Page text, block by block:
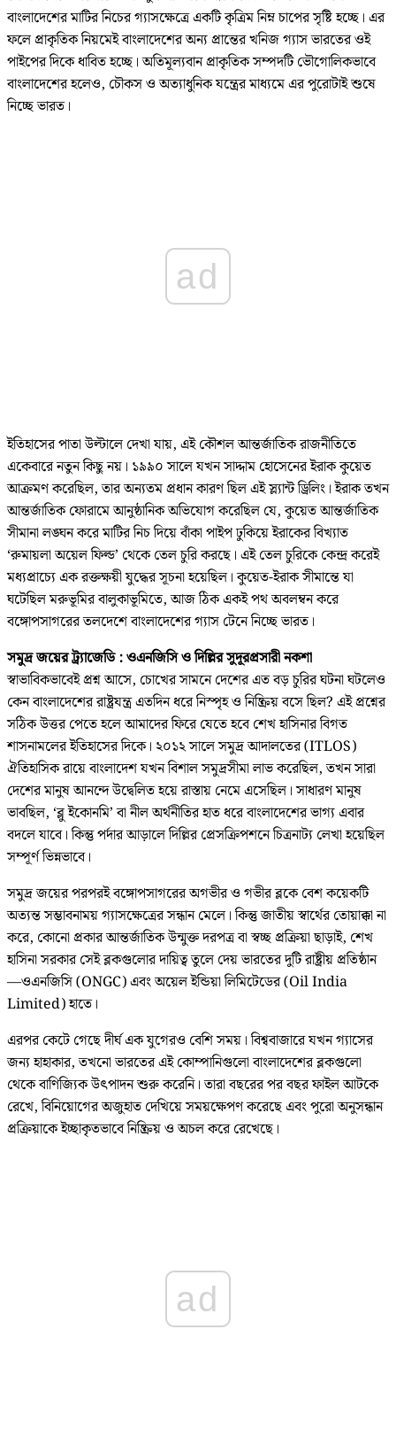
বাংলাদেশের মাটির নিচের গ্যাসক্ষেত্রে একটি কৃত্রিম নিম্ন চাপের সৃষ্টি হচ্ছে। এর
ফলে প্রাকৃতিক নিয়মেই বাংলাদেশের অন্য প্রান্তের খনিজ গ্যাস ভারতের ওই
পাইপের দিকে ধাবিত হচ্ছে। অতিমূল্যবান প্রাকৃতিক সম্পদটি ভৌগোলিকভাবে
বাংলাদেশের হলেও, চৌকস ও অত্যাধুনিক যন্ত্রের মাধ্যমে এর পুরোটাই শুষে
নিচ্ছে ভারত।
ad
ইতিহাসের পাতা উল্টালে দেখা যায়, এই কৌশল আন্তর্জাতিক রাজনীতিতে
একেবারে নতুন কিছু নয়। ১৯৯০ সালে যখন সাদ্দাম হোসেনের ইরাক কুয়েত
আক্রমণ করেছিল, তার অন্যতম প্রধান কারণ ছিল এই স্ল্যান্ট ড্রিলিং। ইরাক তখন
আন্তর্জাতিক ফোরামে আনুষ্ঠানিক অভিযোগ করেছিল যে, কুয়েত আন্তর্জাতিক
সীমানা লঙ্ঘন করে মাটির নিচ দিয়ে বাঁকা পাইপ ঢুকিয়ে ইরাকের বিখ্যাত
‘রুমায়লা অয়েল ফিল্ড’ থেকে তেল চুরি করছে। এই তেল চুরিকে কেন্দ্র করেই
মধ্যপ্রাচ্যে এক রক্তক্ষয়ী যুদ্ধের সূচনা হয়েছিল। কুয়েত-ইরাক সীমান্তে যা
ঘটেছিল মরুভূমির বালুকাভূমিতে, আজ ঠিক একই পথ অবলম্বন করে
বঙ্গোপসাগরের তলদেশে বাংলাদেশের গ্যাস টেনে নিচ্ছে ভারত।
সমুদ্র জয়ের ট্র্যাজেডি : ওএনজিসি ও দিল্লির সুদূরপ্রসারী নকশা
স্বাভাবিকভাবেই প্রশ্ন আসে, চোখের সামনে দেশের এত বড় চুরির ঘটনা ঘটলেও
কেন বাংলাদেশের রাষ্ট্রযন্ত্র এতদিন ধরে নিস্পৃহ ও নিষ্ক্রিয় বসে ছিল? এই প্রশ্নের
সঠিক উত্তর পেতে হলে আমাদের ফিরে যেতে হবে শেখ হাসিনার বিগত
শাসনামলের ইতিহাসের দিকে। ২০১২ সালে সমুদ্র আদালতের (ITLOS)
ঐতিহাসিক রায়ে বাংলাদেশ যখন বিশাল সমুদ্রসীমা লাভ করেছিল, তখন সারা
দেশের মানুষ আনন্দে উদ্বেলিত হয়ে রাস্তায় নেমে এসেছিল। সাধারণ মানুষ
ভাবছিল, ‘ব্লু ইকোনমি’ বা নীল অর্থনীতির হাত ধরে বাংলাদেশের ভাগ্য এবার
বদলে যাবে। কিন্তু পর্দার আড়ালে দিল্লির প্রেসক্রিপশনে চিত্রনাট্য লেখা হয়েছিল
সম্পূর্ণ ভিন্নভাবে।
সমুদ্র জয়ের পরপরই বঙ্গোপসাগরের অগভীর ও গভীর ব্লকে বেশ কয়েকটি
অত্যন্ত সম্ভাবনাময় গ্যাসক্ষেত্রের সন্ধান মেলে। কিন্তু জাতীয় স্বার্থের তোয়াক্কা না
করে, কোনো প্রকার আন্তর্জাতিক উন্মুক্ত দরপত্র বা স্বচ্ছ প্রক্রিয়া ছাড়াই, শেখ
হাসিনা সরকার সেই ব্লকগুলোর দায়িত্ব তুলে দেয় ভারতের দুটি রাষ্ট্রীয় প্রতিষ্ঠান
—ওএনজিসি (ONGC) এবং অয়েল ইন্ডিয়া লিমিটেডের (Oil India
Limited) হাতে।
এরপর কেটে গেছে দীর্ঘ এক যুগেরও বেশি সময়। বিশ্ববাজারে যখন গ্যাসের
জন্য হাহাকার, তখনো ভারতের এই কোম্পানিগুলো বাংলাদেশের ব্লকগুলো
থেকে বাণিজ্যিক উৎপাদন শুরু করেনি। তারা বছরের পর বছর ফাইল আটকে
রেখে, বিনিয়োগের অজুহাত দেখিয়ে সময়ক্ষেপণ করেছে এবং পুরো অনুসন্ধান
প্রক্রিয়াকে ইচ্ছাকৃতভাবে নিষ্ক্রিয় ও অচল করে রেখেছে।
ad